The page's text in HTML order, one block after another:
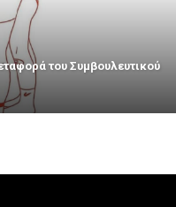
του Συμβουλευτικού